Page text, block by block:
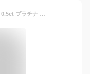
Gift from New York ピアス レディース 0.5ct プラチナ 加工 一粒ピアス ベーゼル シルバー925 金属アレルギー対応 女性 プレゼント